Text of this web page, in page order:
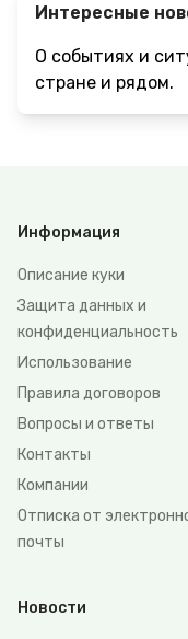
Интересные
О событиях и
стране и рядом.
Информация
Описание куки
Защита данных и
конфиденциальность
Использование
Правила договоров
Вопросы и ответы
Контакты
Компании
Отписка от
почты
Новости